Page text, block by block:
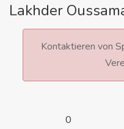
Lakhder
Kontaktieren von
0